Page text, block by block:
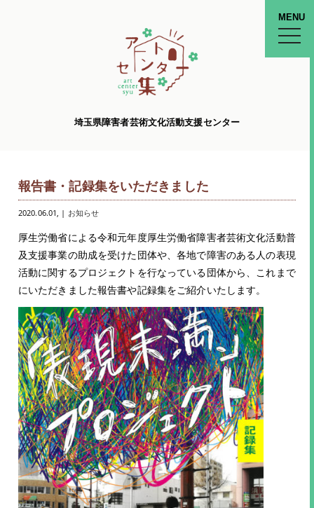
埼玉県障害者芸術文化活動支援センター
MENU
toggle
報告書・記録集をいただきました
2020.06.01, | お知らせ
厚生労働省による令和元年度厚生労働省障害者芸術文化活動普
及支援事業の助成を受けた団体や、各地で障害のある人の表現
活動に関するプロジェクトを行なっている団体から、これまで
にいただきました報告書や記録集をご紹介いたします。